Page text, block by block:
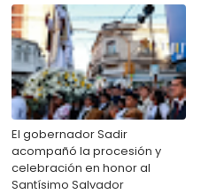
El gobernador Sadir
acompañó la procesión y
celebración en honor al
Santísimo Salvador